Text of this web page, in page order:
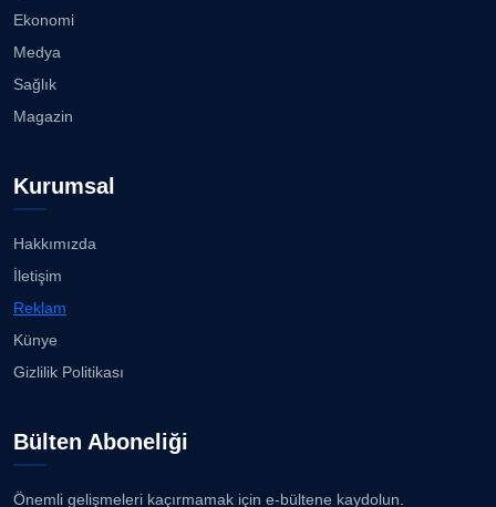
Ekonomi
Medya
Sağlık
Magazin
Kurumsal
Hakkımızda
İletişim
Reklam
Künye
Gizlilik Politikası
Bülten Aboneliği
Önemli gelişmeleri kaçırmamak için e-bültene kaydolun.